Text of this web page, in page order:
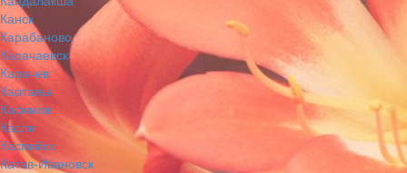
Канск
Карабаново
Карачаевск
Карачев
Карталы
Касимов
Касли
Каспийск
Катав-Ивановск